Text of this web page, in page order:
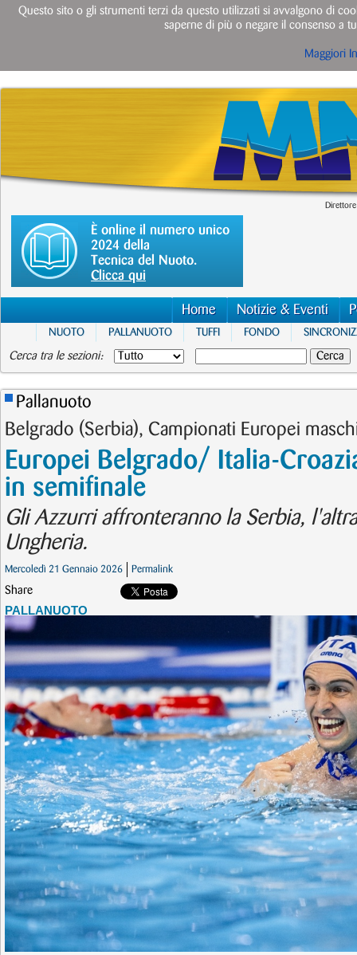
È online il numero unico
2024 della
Tecnica del Nuoto.
Clicca qui
Home Notizie & Eventi
NUOTO PALLANUOTO TUFFI FONDO
Cerca tra le sezioni:
Pallanuoto
Belgrado (Serbia), Campionati Europei
Europei Belgrado/ Italia-
in semifinale
Gli Azzurri affronteranno la Serbia,
Ungheria.
Mercoledì 21 Gennaio 2026 Permalink
Share
PALLANUOTO
Questo sito o gli strumenti terzi da questo utilizzati si avvalgono di
saperne di più o negare il consenso a
Maggiori